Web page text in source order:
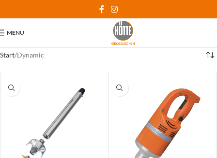
MENU
Start Dynamic